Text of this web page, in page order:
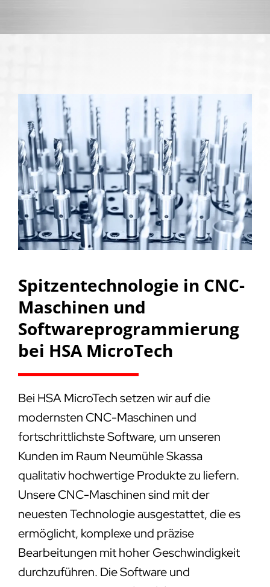
Spitzentechnologie in CNC-
Maschinen und
Softwareprogrammierung
bei HSA MicroTech
Bei HSA MicroTech setzen wir auf die
modernsten CNC-Maschinen und
fortschrittlichste Software, um unseren
Kunden im Raum Neumühle Skassa
qualitativ hochwertige Produkte zu liefern.
Unsere CNC-Maschinen sind mit der
neuesten Technologie ausgestattet, die es
ermöglicht, komplexe und präzise
Bearbeitungen mit hoher Geschwindigkeit
durchzuführen. Die Software und